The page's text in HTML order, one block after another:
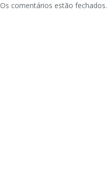
Os comentários estão fechados.